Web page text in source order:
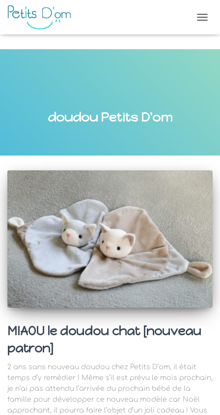
LA
doudou Petits D'om
MIAOU le doudou chat [nouveau
patron]
2 ans sans nouveau doudou chez Petits D’om, il était
temps d’y remédier ! Même s’il est prévu le mois prochain,
je n’ai pas attendu l’arrivée du prochain bébé de la
famille pour développer ce nouveau modèle car Noël
approchant, il pourra faire l’objet d’un joli cadeau ! Vous